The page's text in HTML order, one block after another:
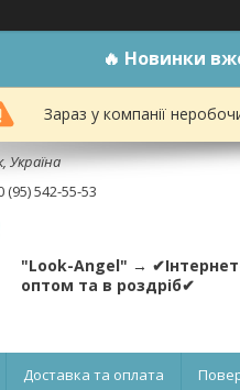
🔥 Новинки
Зараз у компанії
Україна
(95) 542-55-53
"Look-Angel" →
оптом та в роздріб✔
Доставка та оплата